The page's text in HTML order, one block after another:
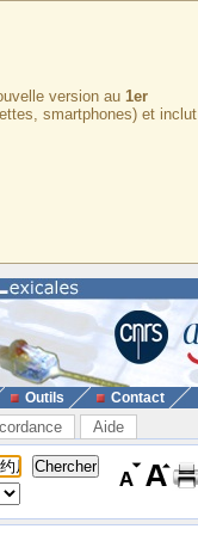
version au 1er
smartphones) et inclut
Outils Contact
Aide